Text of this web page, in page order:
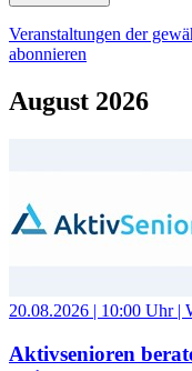
Veranstaltungen der
abonnieren
August 2026
20.08.2026 | 10:00 Uhr |
Aktivsenioren